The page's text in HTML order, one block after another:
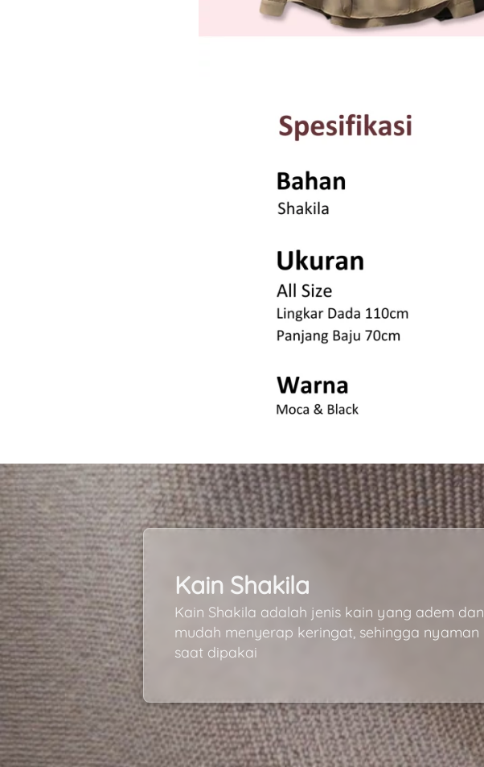
Kain Shakila
Kain Shakila adalah jenis kain yang adem dan
mudah menyerap keringat, sehingga nyaman
saat dipakai